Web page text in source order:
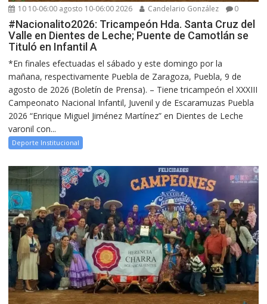
10 10-06:00 agosto 10-06:00 2026 Candelario González 0
#Nacionalito2026: Tricampeón Hda. Santa Cruz del
Valle en Dientes de Leche; Puente de Camotlán se
Tituló en Infantil A
*En finales efectuadas el sábado y este domingo por la
mañana, respectivamente Puebla de Zaragoza, Puebla, 9 de
agosto de 2026 (Boletín de Prensa). – Tiene tricampeón el XXXIII
Campeonato Nacional Infantil, Juvenil y de Escaramuzas Puebla
2026 “Enrique Miguel Jiménez Martínez” en Dientes de Leche
varonil con...
Deporte Institucional